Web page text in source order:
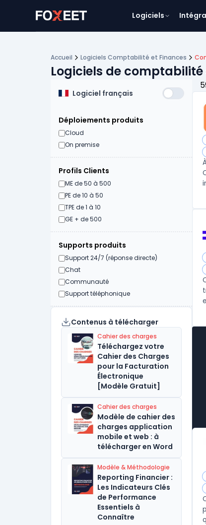
Logiciels
Accueil Logiciels Comptabilité et Finances
Logiciels de comptabilité
Logiciel français
Déploiements produits
Cloud
On premise
Profils Clients
ME de 50 à 500
PE de 10 à 50
TPE de 1 à 10
GE + de 500
Supports produits
Support 24/7 (réponse directe)
Chat
Communauté
Support téléphonique
Contenus à télécharger
Cahier des charges
Téléchargez votre
Cahier des Charges
pour la Facturation
Électronique
[Modèle Gratuit]
Cahier des charges
Modèle de cahier des
charges application
mobile et web : à
télécharger en Word
Modèle & Méthodologie
Reporting Financier :
Les Indicateurs Clés
de Performance
Essentiels à
Connaître